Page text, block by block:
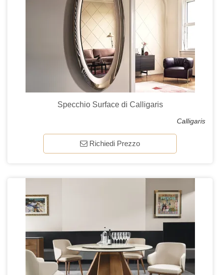
Specchio Surface di Calligaris
Calligaris
Richiedi Prezzo